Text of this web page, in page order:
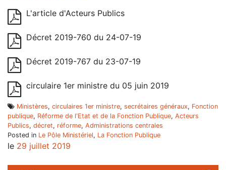
L'article d'Acteurs Publics
Décret 2019-760 du 24-07-19
Décret 2019-767 du 23-07-19
circulaire 1er ministre du 05 juin 2019
Ministères, circulaires 1er ministre, secrétaires généraux, Fonction
publique, Réforme de l'Etat et de la Fonction Publique, Acteurs
Publics, décret, réforme, Administrations centrales
Posted in Le Pôle Ministériel, La Fonction Publique
le 29 juillet 2019